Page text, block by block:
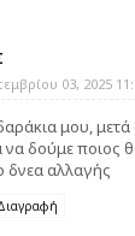
03, 2025
μου,
δούμε ποιος
δνεα αλλαγής